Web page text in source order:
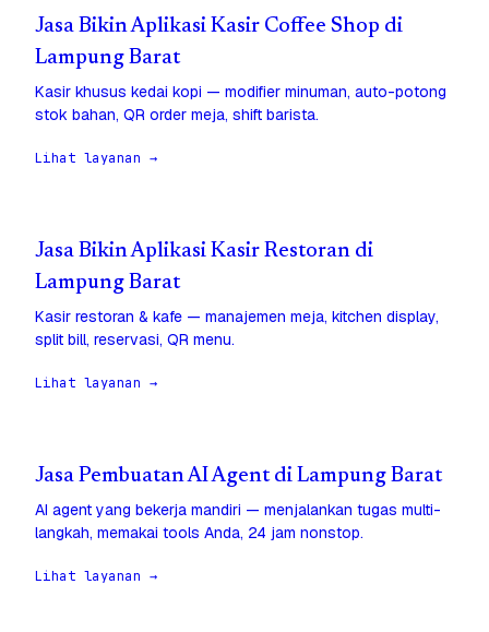
Jasa Bikin Aplikasi Kasir Coffee Shop di
Lampung Barat
Kasir khusus kedai kopi — modifier minuman, auto-potong
stok bahan, QR order meja, shift barista.
Lihat layanan →
Jasa Bikin Aplikasi Kasir Restoran di
Lampung Barat
Kasir restoran & kafe — manajemen meja, kitchen display,
split bill, reservasi, QR menu.
Lihat layanan →
Jasa Pembuatan AI Agent di Lampung Barat
AI agent yang bekerja mandiri — menjalankan tugas multi-
langkah, memakai tools Anda, 24 jam nonstop.
Lihat layanan →